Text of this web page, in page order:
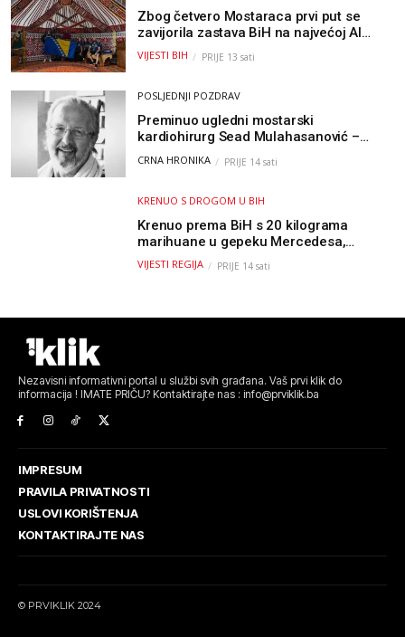
Zbog četvero Mostaraca prvi put se
zavijorila zastava BiH na najvećoj AI
olimpijadi, a sada je njihov mentor
postao član komiteta Međunarodne
VIJESTI BIH PRIJE 13 sati
POSLJEDNJI POZDRAV
Preminuo ugledni mostarski
kardiohirurg Sead Mulahasanović –
kolege uputile emotivnu oproštajnu
CRNA HRONIKA PRIJE 14 sati
KRENUO S DROGOM U BIH
Krenuo prema BiH s 20 kilograma
marihuane u gepeku Mercedesa,
policija ga uhapsila na granici
VIJESTI REGIJA PRIJE 14 sati
Nezavisni informativni portal u službi svih građana. Vaš prvi klik do
informacija ! IMATE PRIČU? Kontaktirajte nas : info@prviklik.ba
IMPRESUM
PRAVILA PRIVATNOSTI
USLOVI KORIŠTENJA
KONTAKTIRAJTE NAS
© PRVIKLIK 2024